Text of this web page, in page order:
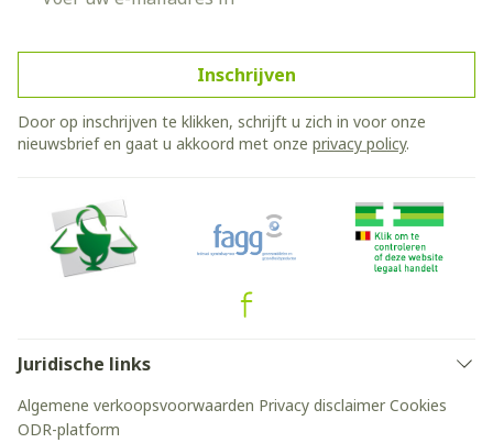
Inschrijven
Door op inschrijven te klikken, schrijft u zich in voor onze
nieuwsbrief en gaat u akkoord met onze privacy policy.
Juridische links
Algemene verkoopsvoorwaarden Privacy disclaimer Cookies
ODR-platform